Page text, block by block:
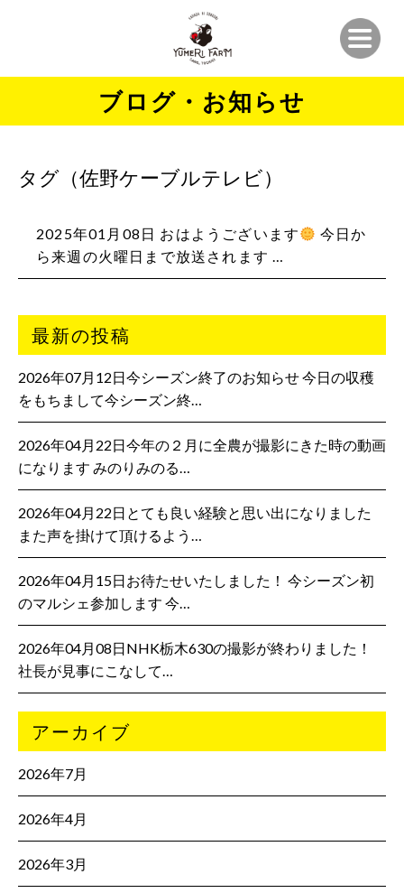
ブログ・お知らせ
タグ（佐野ケーブルテレビ）
2025年01月08日 おはようございます
今日か
ら来週の火曜日まで放送されます …
最新の投稿
2026年07月12日今シーズン終了のお知らせ 今日の収穫
をもちまして今シーズン終…
2026年04月22日今年の２月に全農が撮影にきた時の動画
になります みのりみのる…
2026年04月22日とても良い経験と思い出になりました
また声を掛けて頂けるよう…
2026年04月15日お待たせいたしました！ 今シーズン初
のマルシェ参加します 今…
2026年04月08日NHK栃木630の撮影が終わりました！
社長が見事にこなして…
アーカイブ
2026年7月
2026年4月
2026年3月